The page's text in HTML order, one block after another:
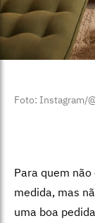
Foto: Instagram/
Para quem
medida, mas
uma boa